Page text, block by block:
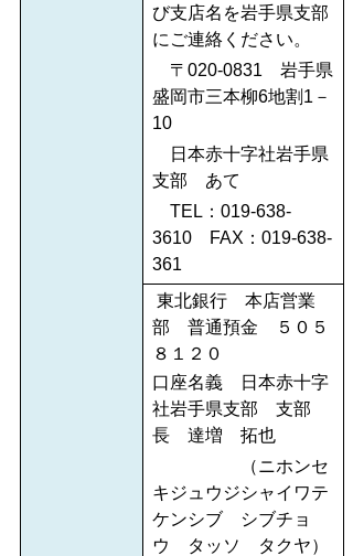
び支店名を岩手県支部
にご連絡ください。
〒020‐0831 岩手県
盛岡市三本柳6地割1－
10
日本赤十字社岩手県
支部 あて
TEL：019‐638-
3610 FAX：019‐638‐
361
東北銀行 本店営業
部 普通預金 ５０５
８１２０
口座名義 日本赤十字
社岩手県支部 支部
長 達増 拓也
（ニホンセ
キジュウジシャイワテ
ケンシブ シブチョ
ウ タッソ タクヤ）